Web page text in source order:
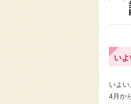
い
いよ
4月か